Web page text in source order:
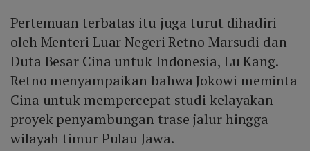
Pertemuan terbatas itu juga turut dihadiri
oleh Menteri Luar Negeri Retno Marsudi dan
Duta Besar Cina untuk Indonesia, Lu Kang.
Retno menyampaikan bahwa Jokowi meminta
Cina untuk mempercepat studi kelayakan
proyek penyambungan trase jalur hingga
wilayah timur Pulau Jawa.